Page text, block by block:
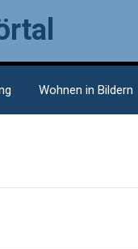
Wohnen in Bildern